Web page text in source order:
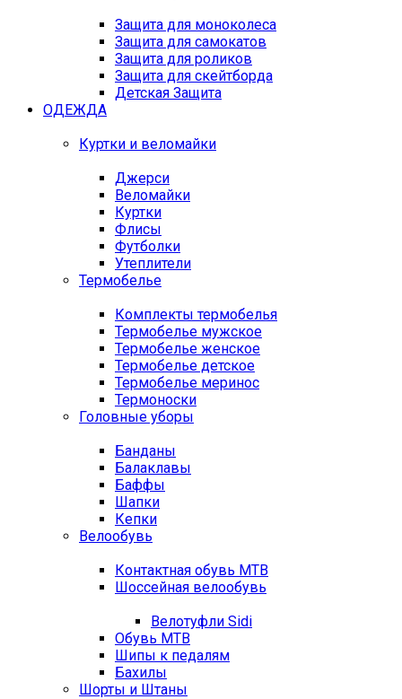
Защита для моноколеса
Защита для самокатов
Защита для роликов
Защита для скейтборда
Детская Защита
ОДЕЖДА
Куртки и веломайки
Джерси
Веломайки
Куртки
Флисы
Футболки
Утеплители
Термобелье
Комплекты термобелья
Термобелье мужское
Термобелье женское
Термобелье детское
Термобелье меринос
Термоноски
Головные уборы
Банданы
Балаклавы
Баффы
Шапки
Кепки
Велообувь
Контактная обувь MTB
Шоссейная велообувь
Велотуфли Sidi
Обувь MTB
Шипы к педалям
Бахилы
Шорты и Штаны